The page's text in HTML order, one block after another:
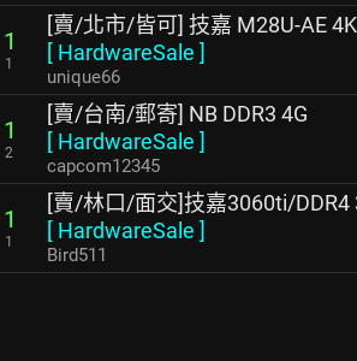
1
1
[賣/北市/皆可] 技嘉 M28U-AE
[ HardwareSale ]
unique66
1
2
[賣/台南/郵寄] NB DDR3 4G
[ HardwareSale ]
capcom12345
1
1
[賣/林口/面交]技嘉3060ti/DDR4
[ HardwareSale ]
Bird511